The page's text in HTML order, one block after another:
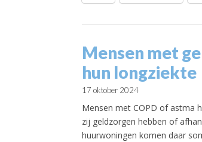
Mensen met
hun longziekte
17 oktober 2024
Mensen met COPD of astma
zij geldzorgen hebben of
huurwoningen komen daar